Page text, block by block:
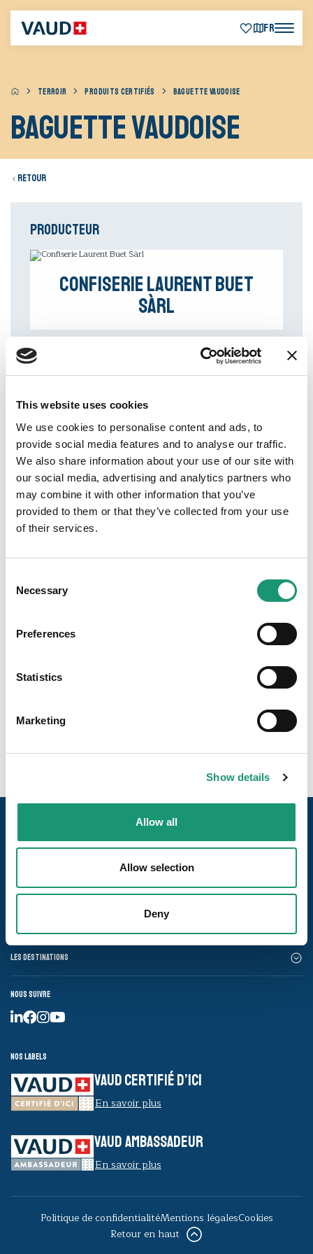
This website uses cookies
We use cookies to personalise content and ads, to
provide social media features and to analyse our traffic.
We also share information about your use of our site with
our social media, advertising and analytics partners who
may combine it with other information that you’ve
provided to them or that they’ve collected from your use
of their services.
Selection
Necessary
Preferences
Statistics
Marketing
Show details
Allow all
Allow selection
Deny
FR
TERROIR PRODUITS CERTIFIÉS BAGUETTE VAUDOISE
Baguette Vaudoise
Retour
Producteur
Confiserie Laurent Buet
Sàrl
Adresse
Lausanne
Téléphone
0213126290
Site web
Baguette blanche sur levain et longue fermentation
Les destinations
Nous suivre
Nos labels
VAUD CERTIFIÉ D’ICI
En savoir plus
VAUD AMBASSADEUR
En savoir plus
Politique de confidentialitéMentions légalesCookies
Retour en haut